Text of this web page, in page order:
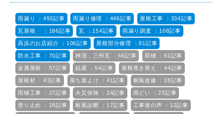
雨漏り ：493記事 雨漏り修理 ：446記事 屋根工事 ：334記事
瓦屋根 ：186記事 瓦 ：154記事 雨漏り調査 ：108記事
高浜のお店紹介 ：106記事 屋根部分修理 ：81記事
防水工事 ：70記事 神清，三州瓦 ：66記事 雨樋 ：61記事
金属屋根 ：57記事 結露 ：54記事 屋根葺き替え ：44記事
屋根材 ：43記事 落ち葉よけ ：41記事 耐風改修 ：28記事
雨樋工事 ：27記事 火災保険 ：24記事 雨どい ：23記事
滑り止め ：18記事 耐風診断 ：17記事 工事後の声 ：12記事